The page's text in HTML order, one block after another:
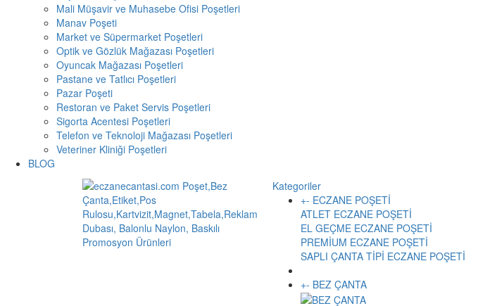
Mali Müşavir ve Muhasebe Ofisi Poşetleri
Manav Poşeti
Market ve Süpermarket Poşetleri
Optik ve Gözlük Mağazası Poşetleri
Oyuncak Mağazası Poşetleri
Pastane ve Tatlıcı Poşetleri
Pazar Poşeti
Restoran ve Paket Servis Poşetleri
Sigorta Acentesi Poşetleri
Telefon ve Teknoloji Mağazası Poşetleri
Veteriner Kliniği Poşetleri
BLOG
Kategoriler
+- ECZANE POŞETİ
ATLET ECZANE POŞETİ
EL GEÇME ECZANE POŞETİ
PREMİUM ECZANE POŞETİ
SAPLI ÇANTA TİPİ ECZANE POŞETİ
+- BEZ ÇANTA